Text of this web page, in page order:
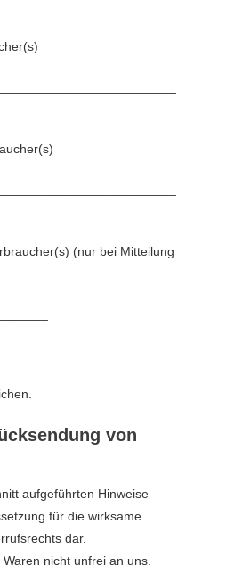
(nur bei Mitteilung
von
aufgeführten Hinweise
für die wirksame
dar.
nicht unfrei an uns.